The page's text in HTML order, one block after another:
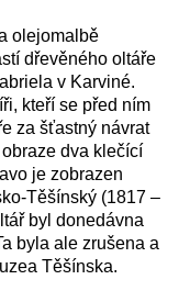
olejomalbě
dřevěného oltáře
v Karviné.
kteří se před ním
za šťastný návrat
dva klečící
je zobrazen
Těšínský (1817 –
byl donedávna
byla ale zrušena a
Těšínska.